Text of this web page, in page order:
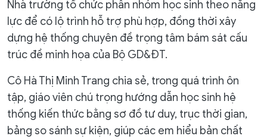
Nhà trường tổ chức phân nhóm học sinh theo năng
lực để có lộ trình hỗ trợ phù hợp, đồng thời xây
dựng hệ thống chuyên đề trọng tâm bám sát cấu
trúc đề minh họa của Bộ GD&ĐT.
Cô Hà Thị Minh Trang chia sẻ, trong quá trình ôn
tập, giáo viên chú trọng hướng dẫn học sinh hệ
thống kiến thức bằng sơ đồ tư duy, trục thời gian,
bảng so sánh sự kiện, giúp các em hiểu bản chất